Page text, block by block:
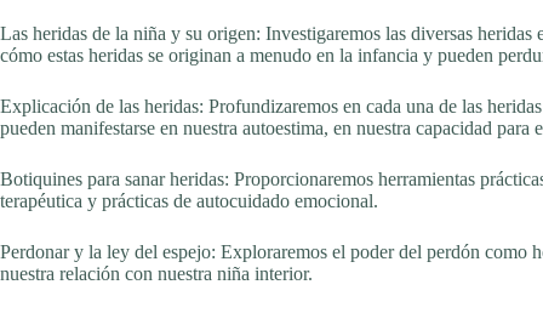
Las heridas de la niña y su origen: Investigaremos las diversas
cómo estas heridas se originan a menudo en la infancia y pueden
Explicación de las heridas: Profundizaremos en cada una de las
pueden manifestarse en nuestra autoestima, en nuestra capacidad
Botiquines para sanar heridas: Proporcionaremos herramientas
terapéutica y prácticas de autocuidado emocional.
Perdonar y la ley del espejo: Exploraremos el poder del perdón como
nuestra relación con nuestra niña interior.